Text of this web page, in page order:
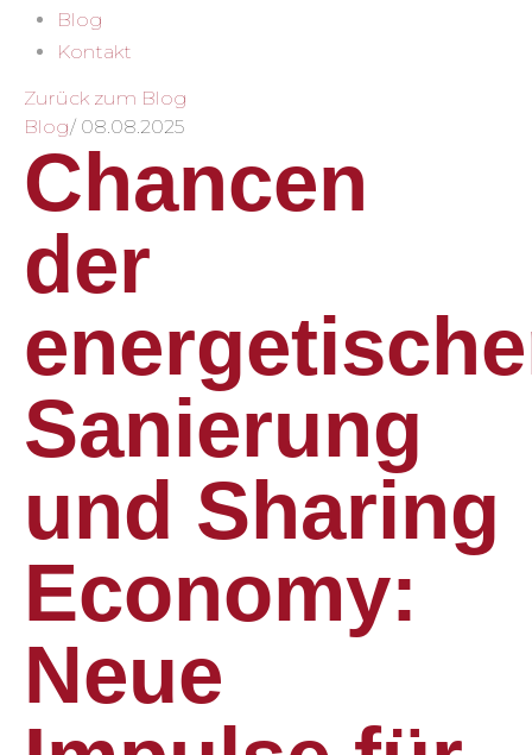
Blog
Kontakt
Zurück zum Blog
Blog/ 08.08.2025
Chancen
der
Sanierung
und Sharing
Economy:
Neue